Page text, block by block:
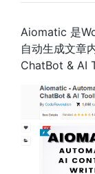
Aiomatic 是
自动生成文章
ChatBot & AI